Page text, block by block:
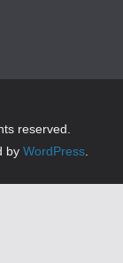
reserved.
by WordPress.